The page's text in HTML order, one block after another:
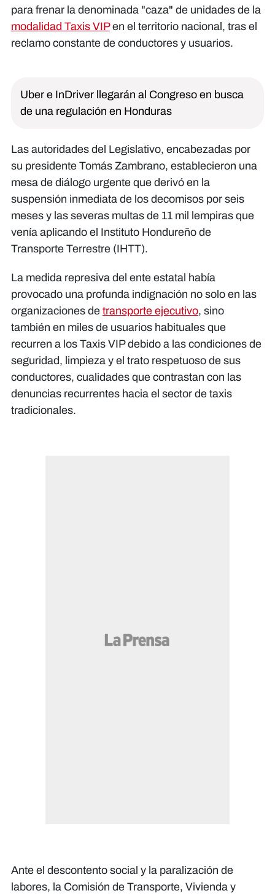
para frenar la denominada "caza" de unidades de la
modalidad Taxis VIPen el territorio nacional, tras el
reclamo constante de conductores y usuarios.
Uber e InDriver llegarán al Congreso en busca
de una regulación en Honduras
Las autoridades del Legislativo, encabezadas por
su presidente Tomás Zambrano, establecieron una
mesa de diálogo urgente que derivó en la
suspensión inmediata de los decomisos por seis
meses y las severas multas de 11 mil lempiras que
venía aplicando el Instituto Hondureño de
Transporte Terrestre (IHTT).
​La medida represiva del ente estatal había
provocado una profunda indignación no solo en las
organizaciones de transporte ejecutivo, sino
también en miles de usuarios habituales que
recurren a los Taxis VIP debido a las condiciones de
seguridad, limpieza y el trato respetuoso de sus
conductores, cualidades que contrastan con las
denuncias recurrentes hacia el sector de taxis
tradicionales.
Ante el descontento social y la paralización de
labores, la Comisión de Transporte, Vivienda y